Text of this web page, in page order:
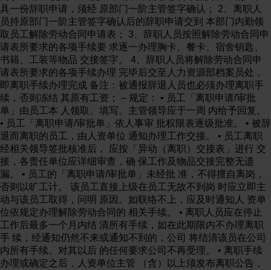
具一份辞职申请，须经 原部门一阶主管签字确认； 2、离职人
员持原部门一阶主管签字确认后的辞职申请交到 本部门内勤领
取员工解除劳动合同申请表； 3、辞职人员按照解除劳动合同申
请表所要求的各项手续要 求逐一办理胸卡、餐卡、宿舍钥匙、
书籍、工装等物品 交接签字。 4、辞职人员将解除劳动合同申
请表所要求的各项手续办理 完毕后交至人力资源部档案员处，
即离职手续办理完成 备注：被通报辞退人员也必须办理离职手
续，否则冻结 其原有工资； – 规定： • 员工「离职申请/审批
单」由员工本 人领取、填写。主管领导应于一周 内给予回复。
• 员工「离职申请/审批单」依人事审 批权限表逐级批准。 • 被辞
退而离职的员工，由人资单位 通知办理工作交接。 • 员工离职
经相关领导签批核准后， 应按「异动（离职）交接表」进行 交
接，各责任单位应详细审查，确 保工作及物品交接完整无遗
漏。 • 员工的「离职申请/审批单」未经批 准，不得擅自离岗，
否则以旷工计。 该员工直接上级在员工无故不到岗 时应立即主
动与该员工取得，问明 原因。如联络不上，应及时通知人 资单
位依规定办理解除劳动合同的 相关手续。 • 离职人员应在停止
工作后最多一个月内结 清所有手续，如在此期限内不办理离职
手 续，经通知仍然不来或通知不到的，公司 将结清该员在公司
内所有手续。对其以后 的任何要求公司不再受理。 • 离职手续
办理或确定之后，人资单位主管 （含）以上须发布离职公告，